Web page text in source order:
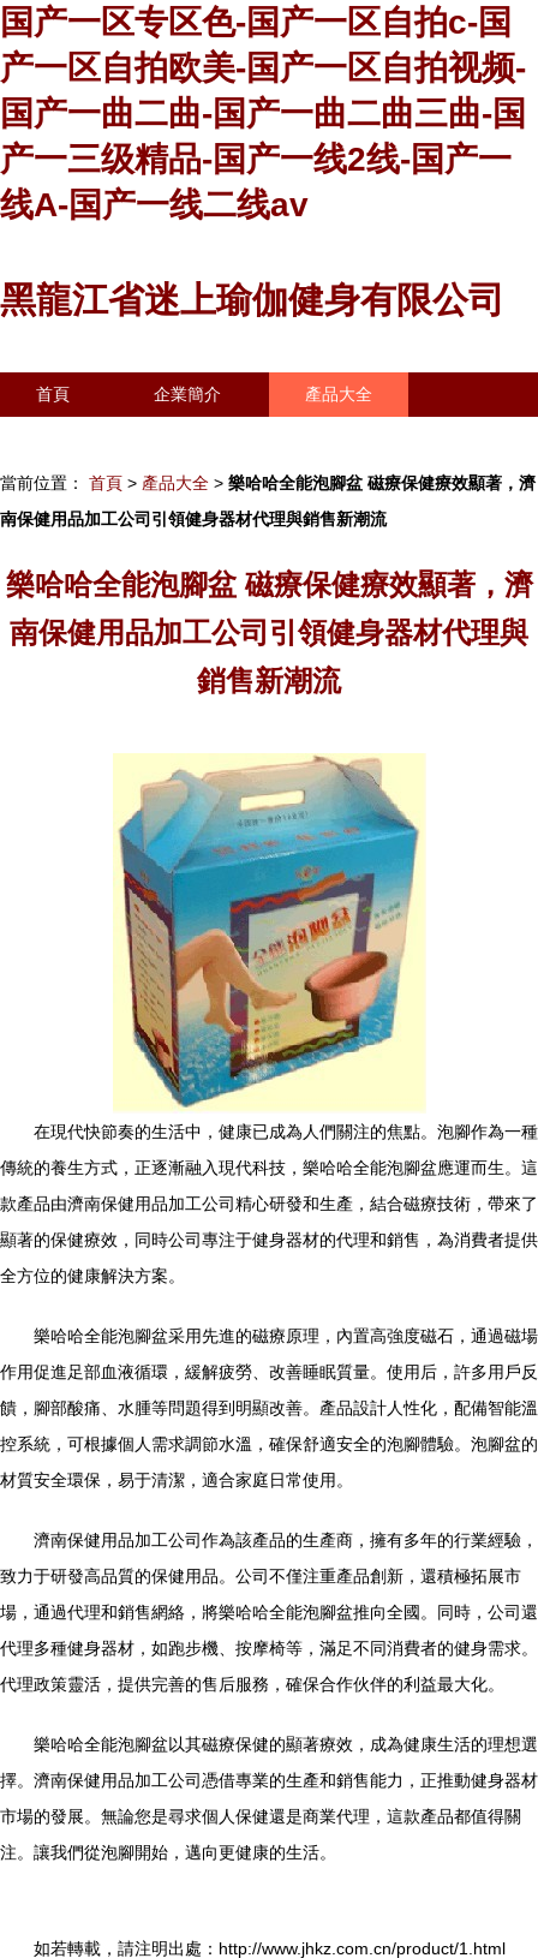
国产一区专区色-国产一区自拍c-国
产一区自拍欧美-国产一区自拍视频-
国产一曲二曲-国产一曲二曲三曲-国
产一三级精品-国产一线2线-国产一
线A-国产一线二线av
黑龍江省迷上瑜伽健身有限公司
首頁 企業簡介 產品大全
當前位置： 首頁 > 產品大全 > 樂哈哈全能泡腳盆 磁療保健療效顯著，濟
南保健用品加工公司引領健身器材代理與銷售新潮流
樂哈哈全能泡腳盆 磁療保健療效顯著，濟
南保健用品加工公司引領健身器材代理與
銷售新潮流
在現代快節奏的生活中，健康已成為人們關注的焦點。泡腳作為一種
傳統的養生方式，正逐漸融入現代科技，樂哈哈全能泡腳盆應運而生。這
款產品由濟南保健用品加工公司精心研發和生產，結合磁療技術，帶來了
顯著的保健療效，同時公司專注于健身器材的代理和銷售，為消費者提供
全方位的健康解決方案。
樂哈哈全能泡腳盆采用先進的磁療原理，內置高強度磁石，通過磁場
作用促進足部血液循環，緩解疲勞、改善睡眠質量。使用后，許多用戶反
饋，腳部酸痛、水腫等問題得到明顯改善。產品設計人性化，配備智能溫
控系統，可根據個人需求調節水溫，確保舒適安全的泡腳體驗。泡腳盆的
材質安全環保，易于清潔，適合家庭日常使用。
濟南保健用品加工公司作為該產品的生產商，擁有多年的行業經驗，
致力于研發高品質的保健用品。公司不僅注重產品創新，還積極拓展市
場，通過代理和銷售網絡，將樂哈哈全能泡腳盆推向全國。同時，公司還
代理多種健身器材，如跑步機、按摩椅等，滿足不同消費者的健身需求。
代理政策靈活，提供完善的售后服務，確保合作伙伴的利益最大化。
樂哈哈全能泡腳盆以其磁療保健的顯著療效，成為健康生活的理想選
擇。濟南保健用品加工公司憑借專業的生產和銷售能力，正推動健身器材
市場的發展。無論您是尋求個人保健還是商業代理，這款產品都值得關
注。讓我們從泡腳開始，邁向更健康的生活。
如若轉載，請注明出處：http://www.jhkz.com.cn/product/1.html